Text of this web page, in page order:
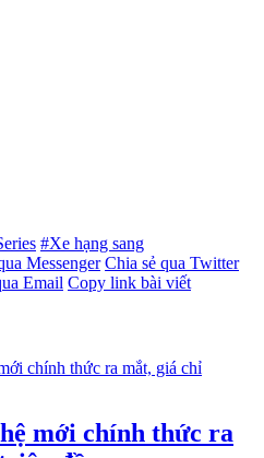
#Xe hạng sang
Messenger Chia sẻ qua Twitter
Email Copy link bài viết
mới chính thức ra